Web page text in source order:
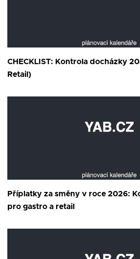
CHECKLIST: Kontrola docházky
Retail)
Příplatky za směny v roce 2026:
pro gastro a retail